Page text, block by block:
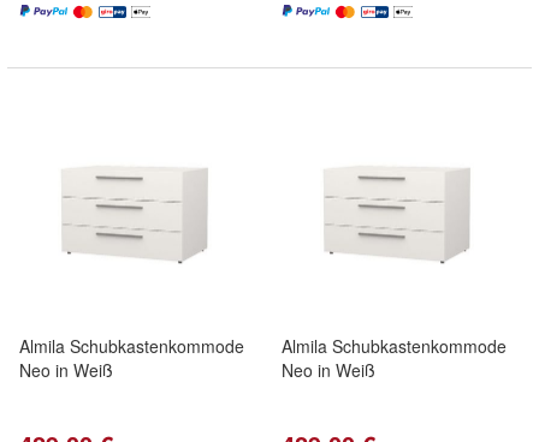
Almila Schubkastenkommode
Neo in Weiß
Almila Schubkastenkommode
Neo in Weiß